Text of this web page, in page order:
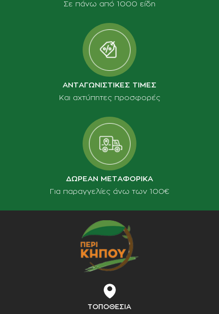
Σε πάνω από 1000 είδη
ΑΝΤΑΓΩΝΙΣΤΙΚΕΣ ΤΙΜΕΣ
Και αχτύπητες προσφορές
ΔΩΡΕΑΝ ΜΕΤΑΦΟΡΙΚΑ
Για παραγγελίες άνω των 100€
ΤΟΠΟΘΕΣΙΑ